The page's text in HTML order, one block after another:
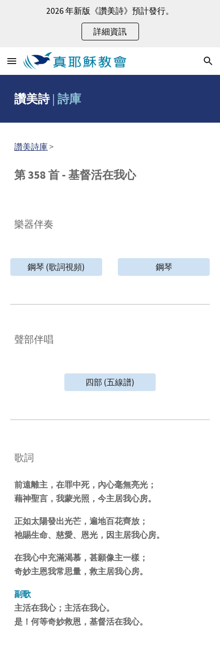
Skip to navigation
2026 年新版《讚美詩》預計發行。
詳細資訊
讚美詩|詩庫
讚美詩庫>
第 358 首 - 基督活在我心
樂器伴奏
鋼琴 (歌詞視頻) 鋼琴
聲部伴唱
四部 (五線譜)
歌詞
前遠離主，在罪中死，內心毫無亮光；
藉神聖言，我蒙光照，今主居我心房。
正如太陽發出光芒，遍地百花齊放；
祂賜生命、慈愛、恩光，因主居我心房。
在我心中充滿渴慕，甚願像主一樣；
奇妙主恩我常思量，救主居我心房。
副歌
主活在我心；主活在我心。
是！何等奇妙救恩，基督活在我心。